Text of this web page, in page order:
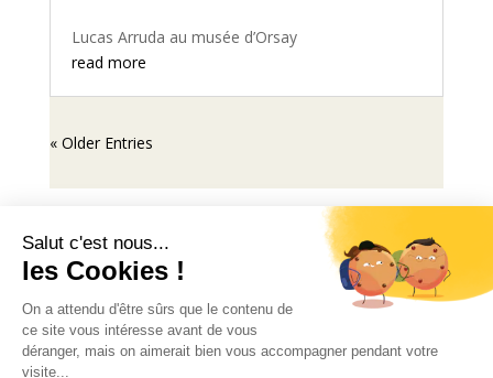
Lucas Arruda au musée d’Orsay
read more
« Older Entries
Mentions légales
© 2024 Au-delà des toiles - Tous droits réservés.